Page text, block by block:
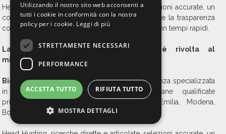
Head Hunting, ricerche dirette e articolate, selezioni accurate, un
continuo aggiornamento, il lavoro per obiettivi e la trasparenza
col cliente ci permettono di raggiungere risultati in tempi rapidi.
La nostra consulenza di direzione è rivolta al
miglioramento di organizzazioni aziendali.
Biemme Consultingè una società di consulenza specializzata
in gestione e sviluppo di risorse umane qualificate
principalmente nelle province di Reggio Emilia, Modena,
Bologna.
Utilizzando il nostro sito web acconsenti a
tutti i cookie in conformità con la nostra
policy per i cookie. Leggi di più
STRETTAMENTE NECESSARI
PERFORMANCE
ACCETTA TUTTO RIFIUTA TUTTO
MOSTRA DETTAGLI